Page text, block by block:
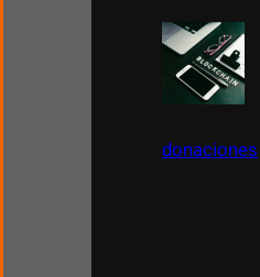
donaciones